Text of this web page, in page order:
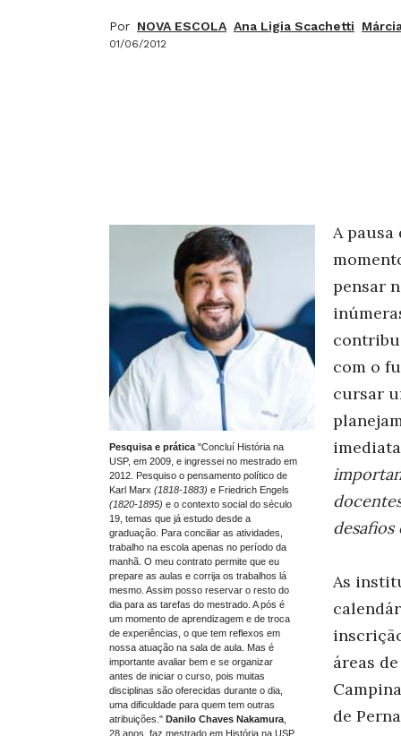
Por NOVA ESCOLA Ana Ligia Scachetti
01/06/2012
Pesquisa e prática "Concluí História na
USP, em 2009, e ingressei no mestrado em
2012. Pesquiso o pensamento político de
Karl Marx (1818-1883) e Friedrich Engels
(1820-1895) e o contexto social do século
19, temas que já estudo desde a
graduação. Para conciliar as atividades,
trabalho na escola apenas no período da
manhã. O meu contrato permite que eu
prepare as aulas e corrija os trabalhos lá
mesmo. Assim posso reservar o resto do
dia para as tarefas do mestrado. A pós é
um momento de aprendizagem e de troca
de experiências, o que tem reflexos em
nossa atuação na sala de aula. Mas é
importante avaliar bem e se organizar
antes de iniciar o curso, pois muitas
disciplinas são oferecidas durante o dia,
uma dificuldade para quem tem outras
atribuições." Danilo Chaves Nakamura
28 anos, faz mestrado em História na USP
A
pensar
com o
cursar
As
áreas
de